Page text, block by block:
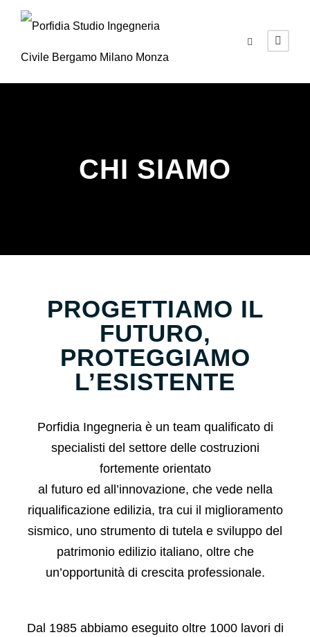
CHI SIAMO
PROGETTIAMO IL
FUTURO,
PROTEGGIAMO
L’ESISTENTE
Porfidia Ingegneria è un team qualificato di
specialisti del settore delle costruzioni
fortemente orientato
al futuro ed all’innovazione, che vede nella
riqualificazione edilizia, tra cui il miglioramento
sismico, uno strumento di tutela e sviluppo del
patrimonio edilizio italiano, oltre che
un’opportunità di crescita professionale.
Dal 1985 abbiamo eseguito oltre 1000 lavori di